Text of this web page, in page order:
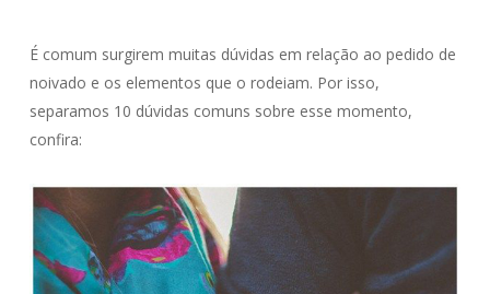
É comum surgirem muitas dúvidas em relação ao pedido de
noivado e os elementos que o rodeiam. Por isso,
separamos 10 dúvidas comuns sobre esse momento,
confira: